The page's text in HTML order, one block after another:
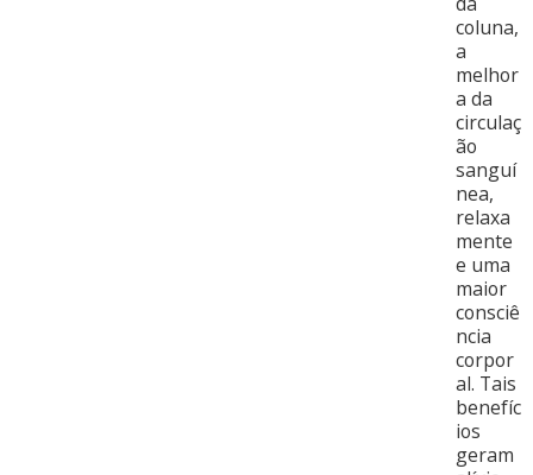
coluna,
a
melhor
a da
circulaç
ão
sanguí
nea,
relaxa
mente
e uma
maior
consciê
ncia
corpor
al. Tais
benefíc
ios
geram